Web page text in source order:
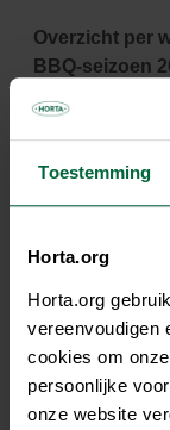
Toestemming
Horta.org
Horta.org
vereenvoudigen
cookies om
persoonlijke
onze website
Overzicht per
BBQ-seizoen
Op:5/09/